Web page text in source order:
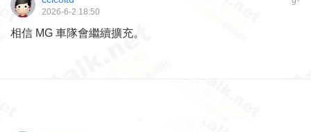
9
2026-6-2 18:50
相信 MG 車隊會繼續擴充。